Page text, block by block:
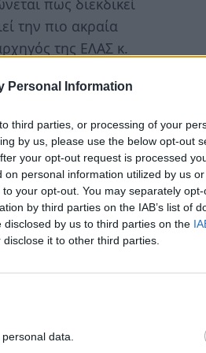
Personal Information
third parties, or processing of your
by us, please use the below opt-out
your opt-out request is processed
personal information utilized by us
your opt-out. You may separately
by third parties on the IAB’s list of
by us to third parties on the
it to other third parties.
data.
την πιο ακραία
της ΕΛΑΣ κ.
τα σημεία εξόδου
τους ίδιους τους
του
μας….
«αντοχής» μας
ήταν καλοί και
αγορών διέλυσε
στηρίζεται ό,τι
στο